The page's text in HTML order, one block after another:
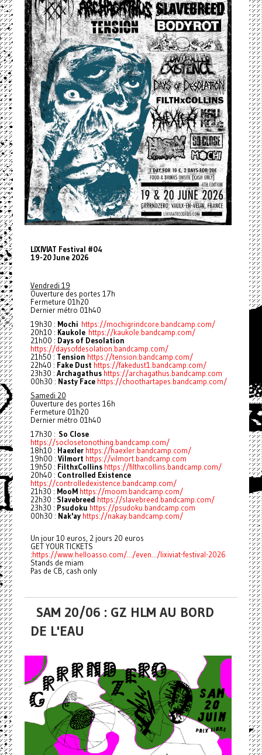
LIXIVIAT Festival #04
19-20 June 2026
Vendredi 19
Ouverture des portes 17h
Fermeture 01h20
Dernier métro 01h40
19h30 : Mochi https://mochigrindcore.bandcamp.com/
20h10 : Kaukole https://kaukole.bandcamp.com/
21h00 : Days of Desolation
https://daysofdesolation.bandcamp.com/
21h50 : Tension https://tension.bandcamp.com/
22h40 : Fake Dust https://fakedust1.bandcamp.com/
23h30 : Archagathus https://archagathus.bandcamp.com
00h30 : Nasty Face https://choothartapes.bandcamp.com/
Samedi 20
Ouverture des portes 16h
Fermeture 01h20
Dernier métro 01h40
17h30 : So Close
https://soclosetonothing.bandcamp.com/
18h10 : Haexler https://haexler.bandcamp.com/
19h00 : Vilmort https://vilmort.bandcamp.com
19h50 : FilthxCollins https://filthxcollins.bandcamp.com/
20h40 : Controlled Existence
https://controlledexistence.bandcamp.com/
21h30 : MooM https://moom.bandcamp.com/
22h30 : Slavebreed https://slavebreed.bandcamp.com/
23h30 : Psudoku https://psudoku.bandcamp.com
00h30 : Nak'ay https://nakay.bandcamp.com/
Un jour 10 euros, 2 jours 20 euros
GET YOUR TICKETS
:https://www.helloasso.com/.../even.../lixiviat-festival-2026
Stands de miam
Pas de CB, cash only
SAM 20/06 : GZ HLM AU BORD
DE L'EAU